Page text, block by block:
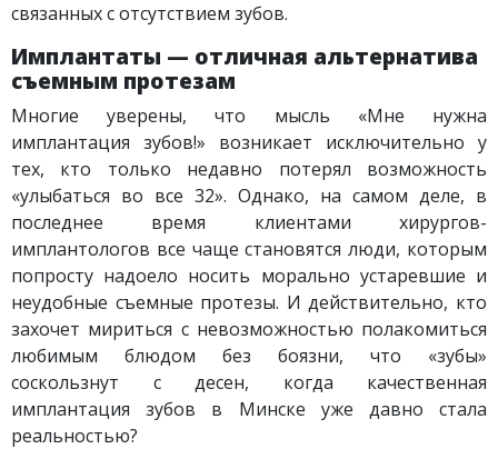
связанных с отсутствием зубов.
Имплантаты — отличная альтернатива
съемным протезам
Многие уверены, что мысль «Мне нужна
имплантация зубов!» возникает исключительно у
тех, кто только недавно потерял возможность
«улыбаться во все 32». Однако, на самом деле, в
последнее время клиентами хирургов-
имплантологов все чаще становятся люди, которым
попросту надоело носить морально устаревшие и
неудобные съемные протезы. И действительно, кто
захочет мириться с невозможностью полакомиться
любимым блюдом без боязни, что «зубы»
соскользнут с десен, когда качественная
имплантация зубов в Минске уже давно стала
реальностью?